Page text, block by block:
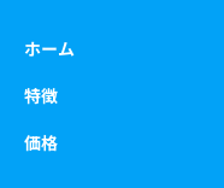
ホーム
特徴
価格